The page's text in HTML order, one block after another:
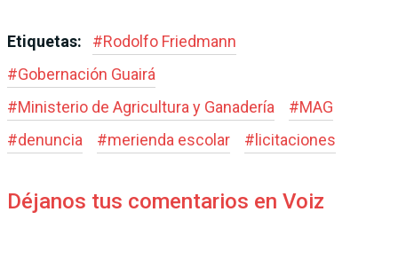
Etiquetas: #Rodolfo Friedmann
#Gobernación Guairá
#Ministerio de Agricultura y Ganadería #MAG
#denuncia #merienda escolar # licitaciones
Déjanos tus comentarios en Voiz